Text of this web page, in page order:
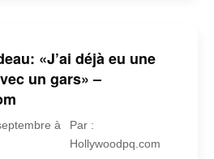
«J’ai déjà eu une
un gars» –
à
Par :
Hollywoodpq.com